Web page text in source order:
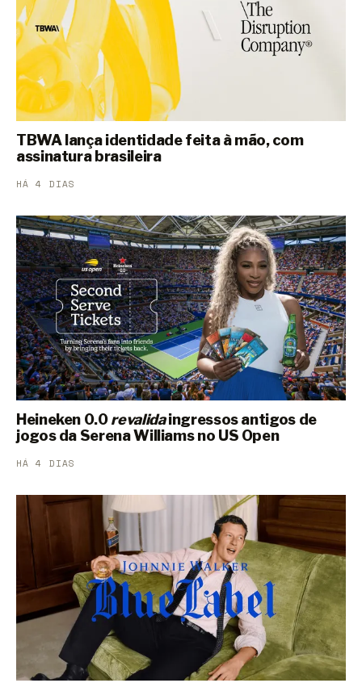
TBWA lança identidade feita à mão, com
assinatura brasileira
HÁ 4 DIAS
Heineken 0.0revalidaingressos antigos de
jogos da Serena Williams no US Open
HÁ 4 DIAS